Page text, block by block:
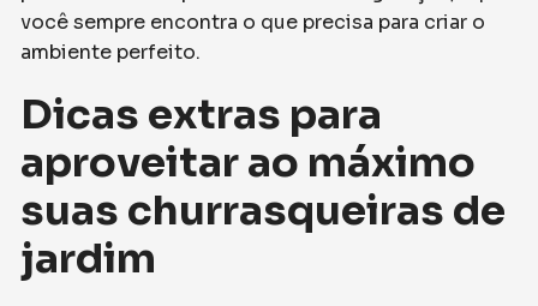
você sempre encontra o que precisa para criar o
ambiente perfeito.
Dicas extras para
aproveitar ao máximo
suas churrasqueiras de
jardim